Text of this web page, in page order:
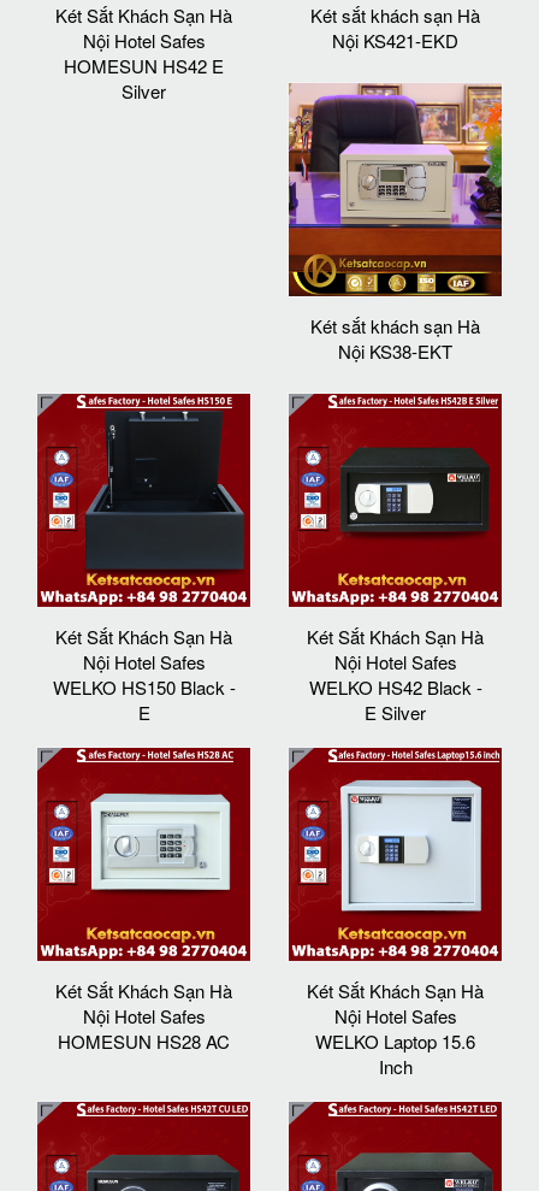
Két Sắt Khách Sạn Hà
Nội Hotel Safes
HOMESUN HS42 E
Silver
Két sắt khách sạn Hà
Nội KS421-EKD
Két sắt khách sạn Hà
Nội KS38-EKT
Két Sắt Khách Sạn Hà
Nội Hotel Safes
WELKO HS150 Black -
E
Két Sắt Khách Sạn Hà
Nội Hotel Safes
WELKO HS42 Black -
E Silver
Két Sắt Khách Sạn Hà
Nội Hotel Safes
HOMESUN HS28 AC
Két Sắt Khách Sạn Hà
Nội Hotel Safes
WELKO Laptop 15.6
Inch